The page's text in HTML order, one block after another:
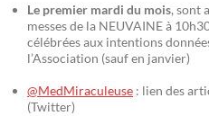
Le premier mardi du mois, sont
messes de la NEUVAINE à
célébrées aux intentions
l’Association (sauf en janvier)
@MedMiraculeuse : lien des
(Twitter)